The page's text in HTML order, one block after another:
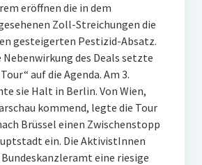
eröffnen die in dem
Zoll-Streichungen die
gesteigerten Pestizid-Absatz.
Nebenwirkung des Deals setzte
auf die Agenda. Am 3.
sie Halt in Berlin. Von Wien,
kommend, legte die Tour
Brüssel einen Zwischenstopp
ein. Die AktivistInnen
eine riesige